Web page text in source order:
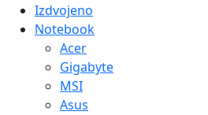
Izdvojeno
Notebook
Acer
Gigabyte
MSI
Asus